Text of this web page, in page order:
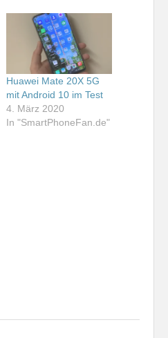
Huawei Mate 20X 5G
mit Android 10 im Test
4. März 2020
In "SmartPhoneFan.de"